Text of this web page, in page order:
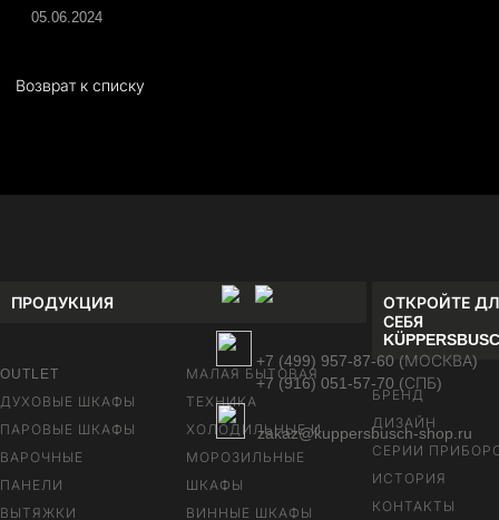
05.06.2024
Возврат к списку
ПРОДУКЦИЯ
OUTLET
ДУХОВЫЕ ШКАФЫ
ПАРОВЫЕ ШКАФЫ
ВАРОЧНЫЕ
ПАНЕЛИ
ВЫТЯЖКИ
МАЛАЯ БЫТОВАЯ
ТЕХНИКА
ХОЛОДИЛЬНЫЕ И
МОРОЗИЛЬНЫЕ
ШКАФЫ
ВИННЫЕ ШКАФЫ
ОТКРОЙТЕ
СЕБЯ
БРЕНД
ДИЗАЙН
СЕРИИ
ИСТОРИЯ
КОНТАКТЫ
+7 (499) 957-87-60 (МОСКВА)
+7 (916) 051-57-70 (СПБ)
zakaz@kuppersbusch-shop.ru